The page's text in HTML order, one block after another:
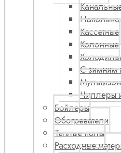
Кассетные
Колонные
С зимним
Чиллеры
Бойлеры
Обогреватели
Теплые полы
Расходные